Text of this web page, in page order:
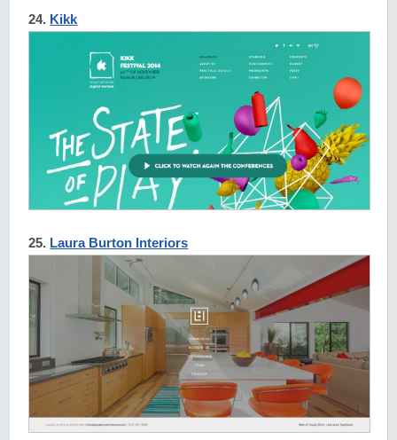
24. Kikk
25. Laura Burton Interiors